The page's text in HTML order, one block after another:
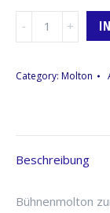
0,40m,
schwer
Menge
Category: Molton
Beschreibung
Bühnenmolton